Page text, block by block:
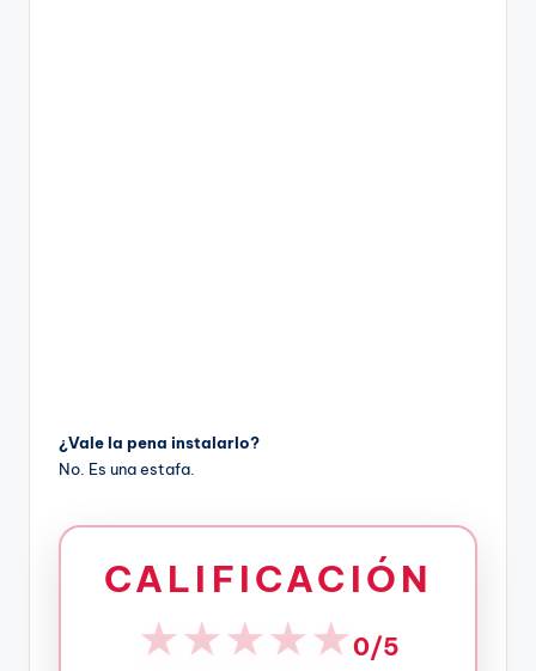
¿Vale la pena instalarlo?
No. Es una estafa.
CALIFICACIÓN
★★★★★0/5